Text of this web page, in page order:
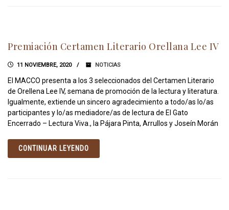
Premiación Certamen Literario Orellana Lee IV
11 NOVIEMBRE, 2020 NOTICIAS
El MACCO presenta a los 3 seleccionados del Certamen Literario
de Orellena Lee IV, semana de promoción de la lectura y literatura.
Igualmente, extiende un sincero agradecimiento a todo/as lo/as
participantes y lo/as mediadore/as de lectura de El Gato
Encerrado – Lectura Viva., la Pájara Pinta, Arrullos y Joseín Morán
CONTINUAR LEYENDO